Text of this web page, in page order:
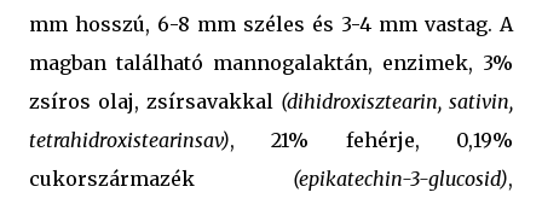
mm hosszú, 6-8 mm széles és 3-4 mm vastag. A
magban található mannogalaktán, enzimek, 3%
zsíros olaj, zsírsavakkal (dihidroxisztearin, sativin,
tetrahidroxistearinsav), 21% fehérje, 0,19%
cukorszármazék (epikatechin-3-glucosid),